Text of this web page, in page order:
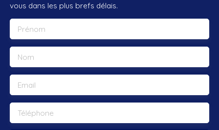
vous dans les plus brefs délais.
Prénom
Nom
Email
Téléphone